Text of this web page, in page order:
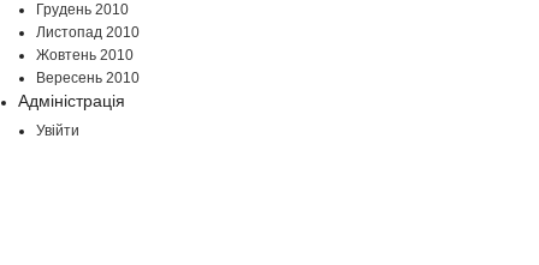
Грудень 2010
Листопад 2010
Жовтень 2010
Вересень 2010
Адміністрація
Увійти